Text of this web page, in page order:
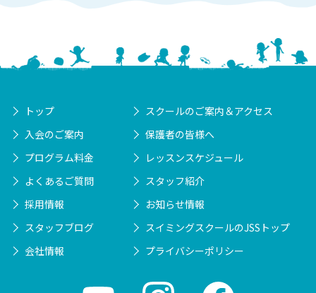
トップ
スクールのご案内＆アクセス
入会のご案内
保護者の皆様へ
プログラム料金
レッスンスケジュール
よくあるご質問
スタッフ紹介
採用情報
お知らせ情報
スタッフブログ
スイミングスクールのJSSトップ
会社情報
プライバシーポリシー